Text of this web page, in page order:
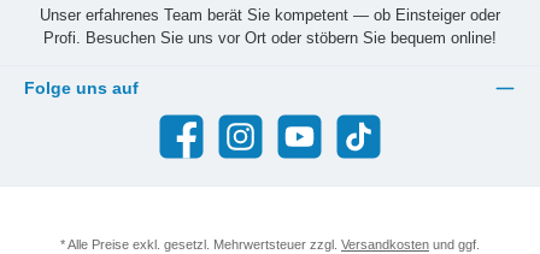
Unser erfahrenes Team berät Sie kompetent — ob Einsteiger oder
Profi. Besuchen Sie uns vor Ort oder stöbern Sie bequem online!
Folge uns auf
Facebook Instagram YouTube TikTok
* Alle Preise exkl. gesetzl. Mehrwertsteuer zzgl. Versandkosten und ggf.